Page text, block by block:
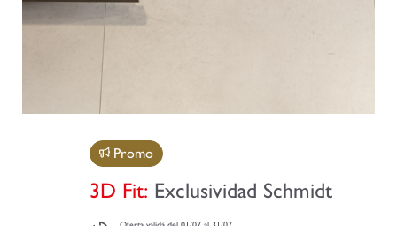
Promo
3D Fit: Exclusividad Schmidt